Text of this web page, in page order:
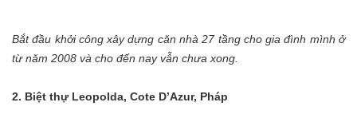
Bắt đầu khởi công xây dựng căn nhà 27 tầng cho gia đình mình ở
từ năm 2008 và cho đến nay vẫn chưa xong.
2. Biệt thự Leopolda, Cote D’Azur, Pháp